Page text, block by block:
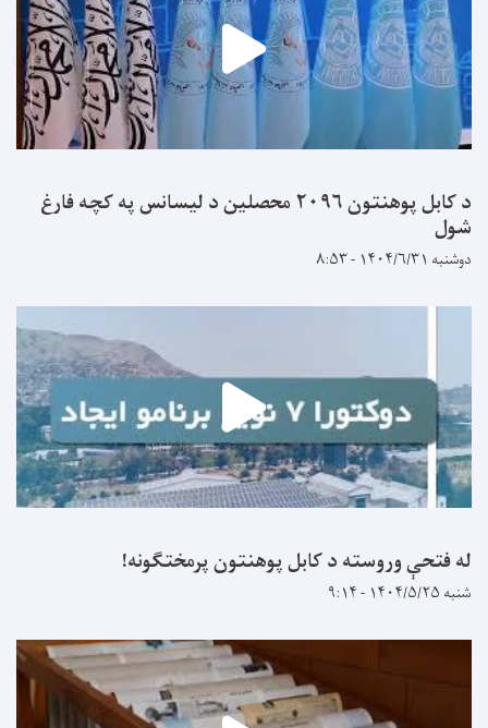
د کابل پوهنتون ۲۰۹۶ محصلین د لیسانس په کچه فارغ
شول
دوشنبه ۱۴۰۴/۶/۳۱ - ۸:۵۳
له فتحې وروسته د کابل پوهنتون پرمختګونه!
شنبه ۱۴۰۴/۵/۲۵ - ۹:۱۴